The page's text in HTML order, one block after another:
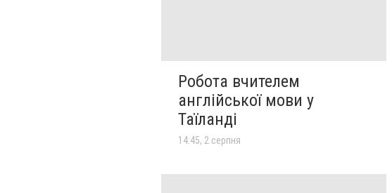
Робота вчителем
англійської мови у
Таїланді
14:45, 2 серпня